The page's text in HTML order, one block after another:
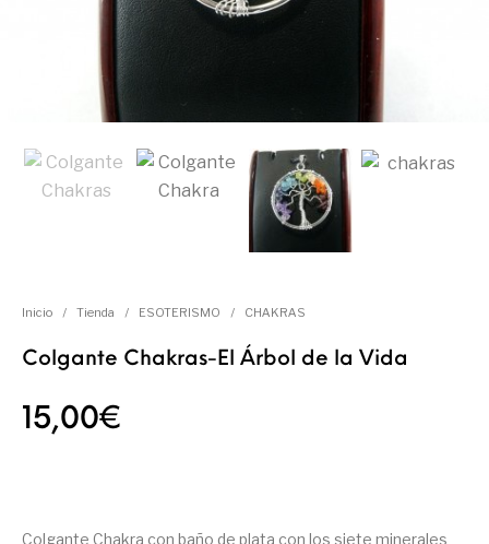
METEORITOS
CONSUMO
Inicio / Tienda / ESOTERISMO / CHAKRAS
Colgante Chakras-El Árbol de la Vida
15,00€
Colgante Chakra con baño de plata con los siete minerales